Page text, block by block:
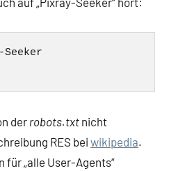
der robots.txt nicht
RES beiwikipedia.
für „alle User-Agents“